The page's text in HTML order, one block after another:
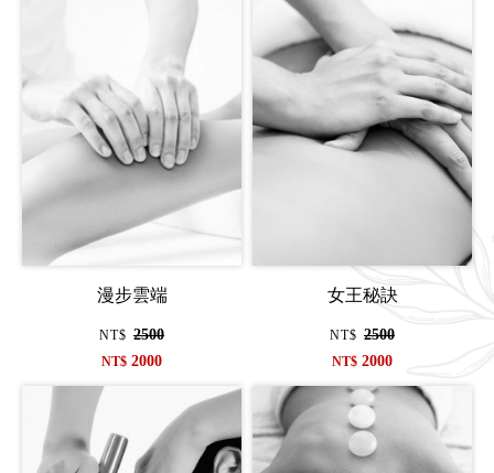
漫步雲端
NT$ 2500
NT$ 2000
女王秘訣
NT$ 2500
NT$ 2000